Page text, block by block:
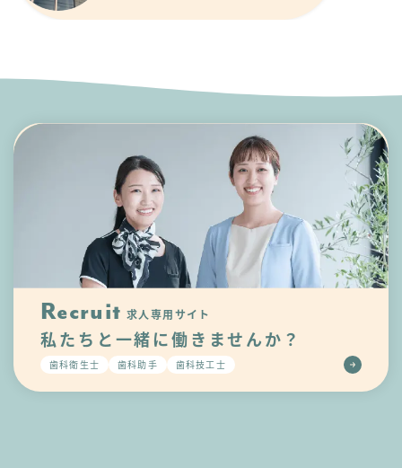
Recruit 求人専用サイト
私たちと一緒に働きませんか？
歯科衛生士 歯科助手 歯科技工士